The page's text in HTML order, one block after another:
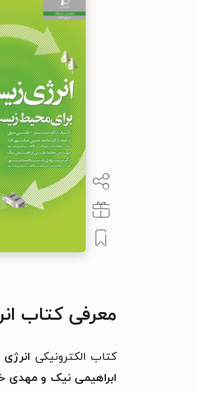
معرفی کتاب
کتاب الکترونیکی
ابراهیمی نیک و